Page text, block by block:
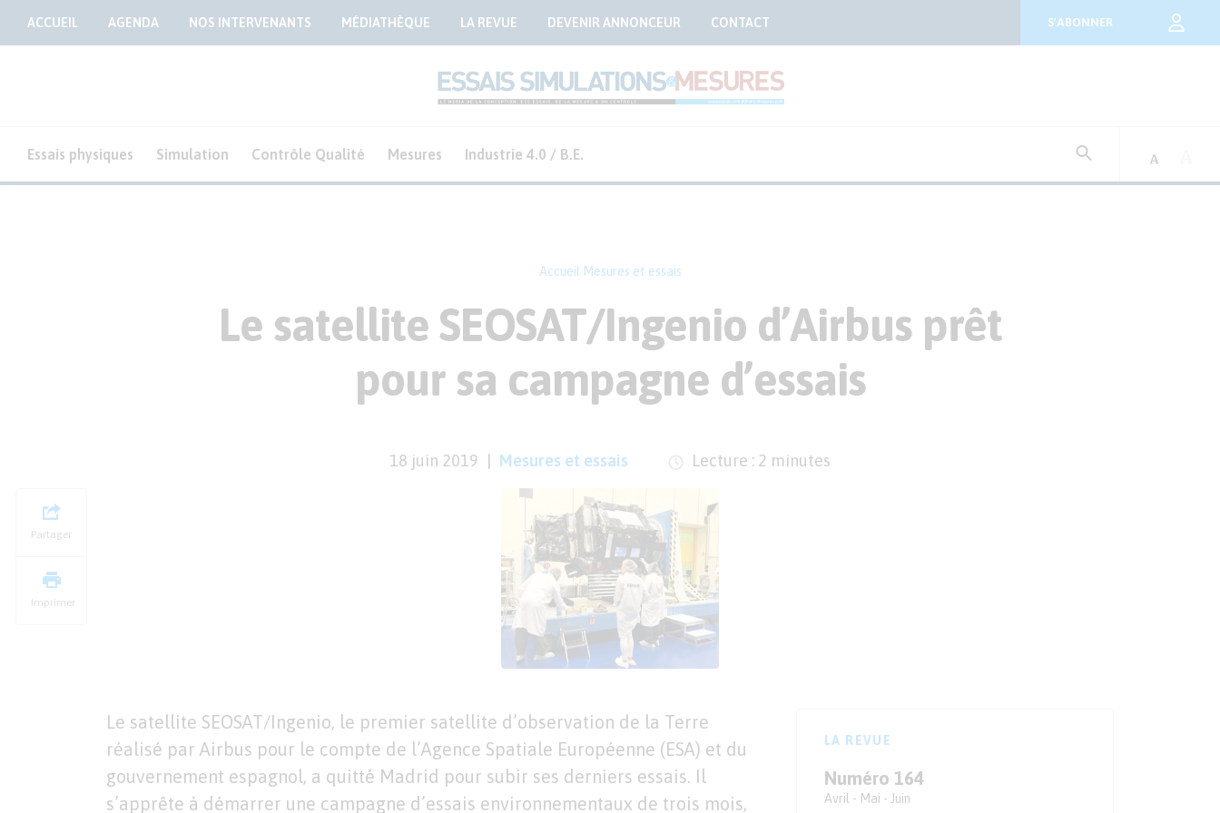
ACCUEIL AGENDA NOS INTERVENANTS MÉDIATHÈQUE LA REVUE DEVENIR ANNONCEUR CONTACT S'ABONNER
Essais physiques Simulation Contrôle Qualité Mesures Industrie 4.0 / B.E.
Accueil Mesures et essais
Le satellite SEOSAT/Ingenio d’Airbus prêt
pour sa campagne d’essais
18 juin 2019 Mesures et essais Lecture : 2 minutes
Partager
Imprimer
Le satellite SEOSAT/Ingenio, le premier satellite d’observation de la Terre
réalisé par Airbus pour le compte de l’Agence Spatiale Européenne (ESA) et du
gouvernement espagnol, a quitté Madrid pour subir ses derniers essais. Il
s’apprête à démarrer une campagne d’essais environnementaux de trois mois,
LA REVUE
Numéro 164
Avril - Mai - Juin